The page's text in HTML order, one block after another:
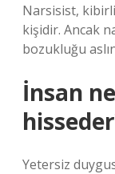
Narsisist,
kişidir. Ancak
bozukluğu
İnsan
Yetersiz